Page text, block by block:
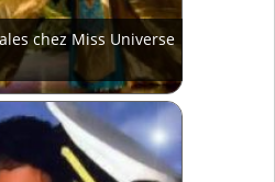
chez Miss Universe